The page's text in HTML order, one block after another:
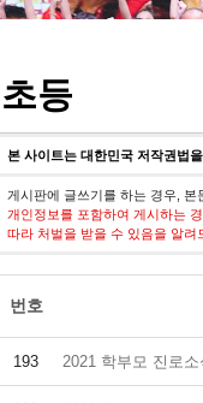
정기고사
초등
본 사이트는 대한민국 저작권법
게시판에 글쓰기를 하는 경우,
개인정보를 포함하여 게시하는
따라 처벌을 받을 수 있음을 알려
번호
193 2021 학부모 진로